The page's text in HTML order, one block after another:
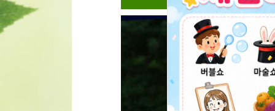
불가 할수 있음
다르게 입금시
문자로 또는 전